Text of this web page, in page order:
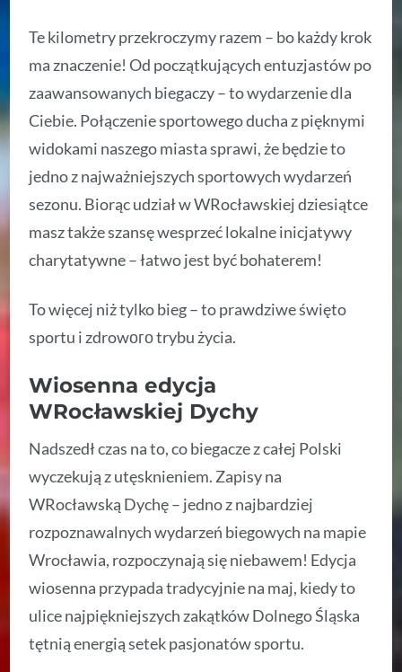
Te kilometry przekroczymy razem – bo każdy krok
ma znaczenie! Od początkujących entuzjastów po
zaawansowanych biegaczy – to wydarzenie dla
Ciebie. Połączenie sportowego ducha z pięknymi
widokami naszego miasta sprawi, że będzie to
jedno z najważniejszych sportowych wydarzeń
sezonu. Biorąc udział w WRocławskiej dziesiątce
masz także szansę wesprzeć lokalne inicjatywy
charytatywne – łatwo jest być bohaterem!
To więcej niż tylko bieg – to prawdziwe święto
sportu i zdrowого trybu życia.
Wiosenna edycja
WRocławskiej Dychy
Nadszedł czas na to, co biegacze z całej Polski
wyczekują z utęsknieniem. Zapisy na
WRocławską Dychę – jedno z najbardziej
rozpoznawalnych wydarzeń biegowych na mapie
Wrocławia, rozpoczynają się niebawem! Edycja
wiosenna przypada tradycyjnie na maj, kiedy to
ulice najpiękniejszych zakątków Dolnego Śląska
tętnią energią setek pasjonatów sportu.